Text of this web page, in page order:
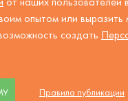
опытом или
создать
Правила публикации